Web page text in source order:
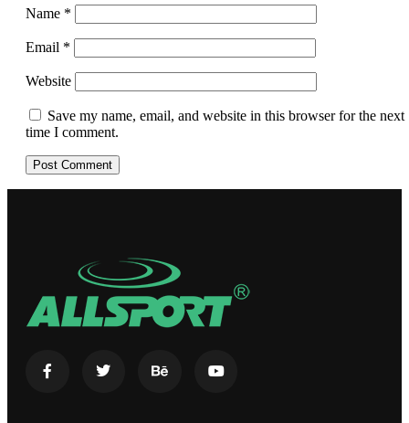
Name *
Email *
Website
Save my name, email, and website in this browser for the next
time I comment.